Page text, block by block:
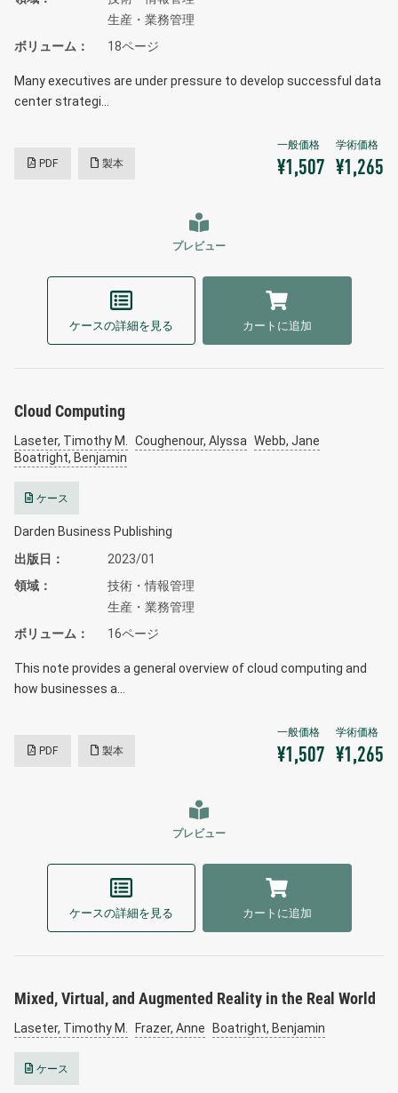
生産・業務管理
ボリューム
18ページ
Many executives are under pressure to develop successful data
center strategi…
PDF 製本 ¥1,507 ¥1,265
プレビュー
ケースの詳細を見る カートに追加
Cloud Computing
Laseter, Timothy M. Coughenour, Alyssa Webb, Jane
Boatright, Benjamin
ケース
Darden Business Publishing
出版日
2023/01
領域
技術・情報管理
生産・業務管理
ボリューム
16ページ
This note provides a general overview of cloud computing and
how businesses a…
PDF 製本 ¥1,507 ¥1,265
プレビュー
ケースの詳細を見る カートに追加
Mixed, Virtual, and Augmented Reality in the Real World
Laseter, Timothy M. Frazer, Anne Boatright, Benjamin
ケース